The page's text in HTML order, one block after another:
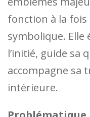
fonction à la
symbolique. Elle
l’initié, guide sa
accompagne sa
intérieure.